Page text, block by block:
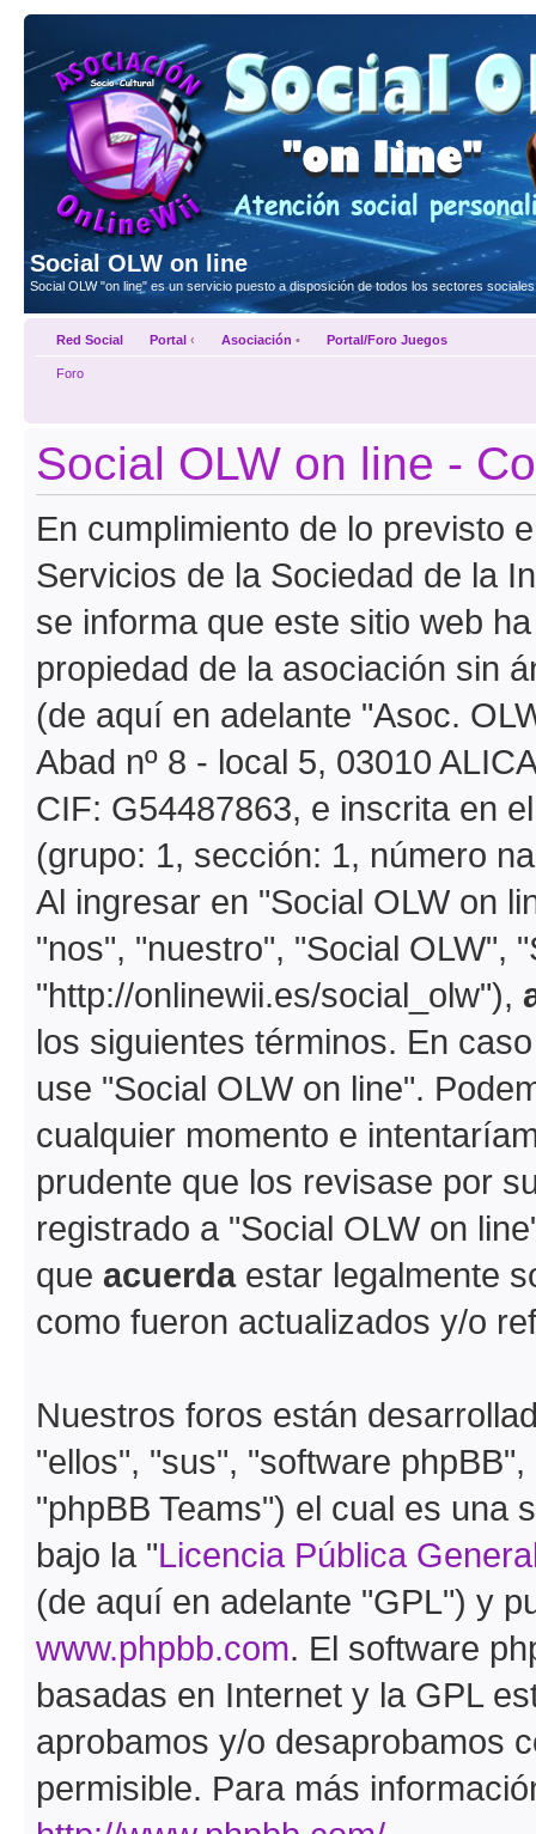
Social OLW on line
Social OLW "on line" es un servicio puesto a disposición de todos los sectores
Red Social Portal ‹ Asociación • Portal/Foro Juegos
Foro
Social OLW on line -
En cumplimiento de lo previsto
Servicios de la Sociedad de la
se informa que este sitio web
propiedad de la asociación sin
(de aquí en adelante "Asoc.
Abad nº 8 - local 5, 03010
CIF: G54487863, e inscrita en
(grupo: 1, sección: 1, número
Al ingresar en "Social OLW on
"nos", "nuestro", "Social OLW",
"http://onlinewii.es/social_olw"),
los siguientes términos. En
use "Social OLW on line".
cualquier momento e
prudente que los revisase por
registrado a "Social OLW on
que acuerdaestar legalmente
como fueron actualizados y/o
Nuestros foros están
"ellos", "sus", "software
"phpBB Teams") el cual es una
bajo la "Licencia Pública
(de aquí en adelante "GPL") y
www.phpbb.com. El software
basadas en Internet y la GPL
aprobamos y/o desaprobamos
permisible. Para más